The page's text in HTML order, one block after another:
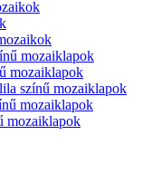
mozaiklapok
mozaiklapok
színű mozaiklapok
mozaiklapok
mozaiklapok